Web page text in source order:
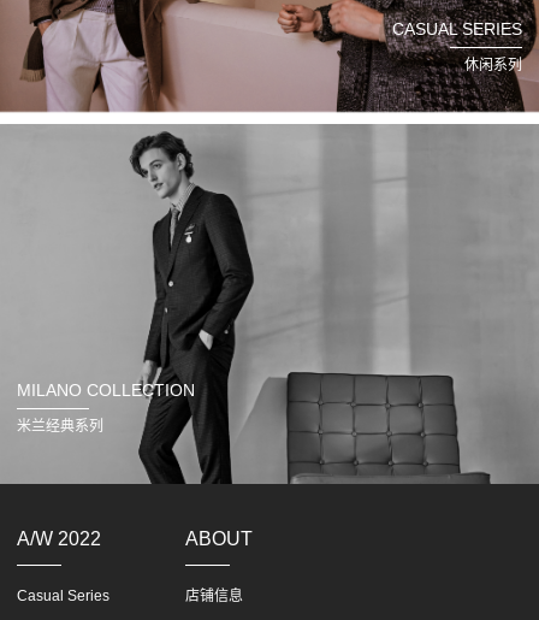
CASUAL SERIES
休闲系列
MILANO COLLECTION
米兰经典系列
A/W 2022
Casual Series
ABOUT
店铺信息